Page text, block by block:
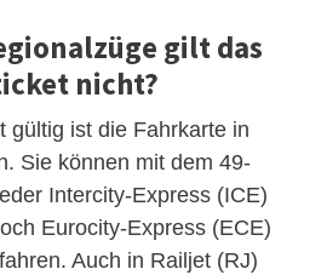
gilt das
nicht?
gültig ist die Fahrkarte in
Sie können mit dem 49-
Intercity-Express (ICE)
Eurocity-Express (ECE)
Auch in Railjet (RJ)